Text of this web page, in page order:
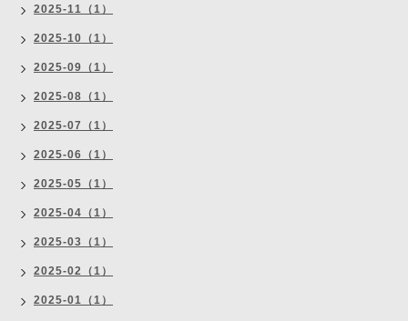
2025-11（1）
2025-10（1）
2025-09（1）
2025-08（1）
2025-07（1）
2025-06（1）
2025-05（1）
2025-04（1）
2025-03（1）
2025-02（1）
2025-01（1）